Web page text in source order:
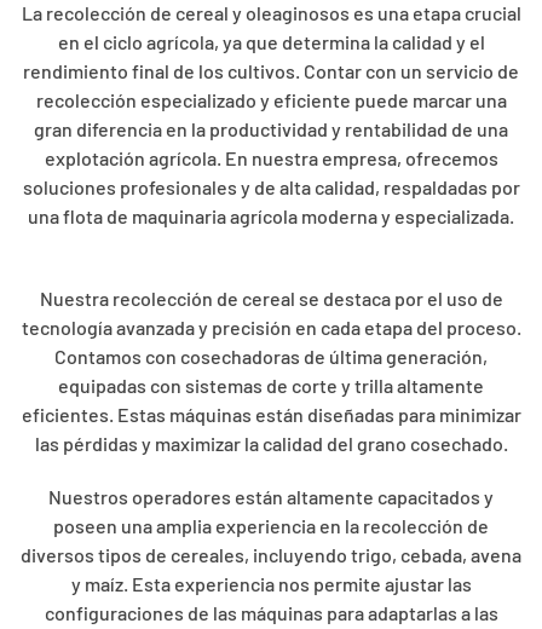
La recolección de cereal y oleaginosos es una etapa crucial
en el ciclo agrícola, ya que determina la calidad y el
rendimiento final de los cultivos. Contar con un servicio de
recolección especializado y eficiente puede marcar una
gran diferencia en la productividad y rentabilidad de una
explotación agrícola. En nuestra empresa, ofrecemos
soluciones profesionales y de alta calidad, respaldadas por
una flota de maquinaria agrícola moderna y especializada.
Nuestra recolección de cereal se destaca por el uso de
tecnología avanzada y precisión en cada etapa del proceso.
Contamos con cosechadoras de última generación,
equipadas con sistemas de corte y trilla altamente
eficientes. Estas máquinas están diseñadas para minimizar
las pérdidas y maximizar la calidad del grano cosechado.
Nuestros operadores están altamente capacitados y
poseen una amplia experiencia en la recolección de
diversos tipos de cereales, incluyendo trigo, cebada, avena
y maíz. Esta experiencia nos permite ajustar las
configuraciones de las máquinas para adaptarlas a las